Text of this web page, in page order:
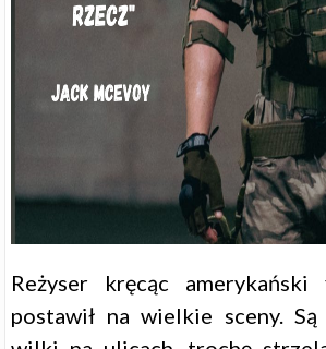
Reżyser kręcąc
postawił na wielkie sceny.